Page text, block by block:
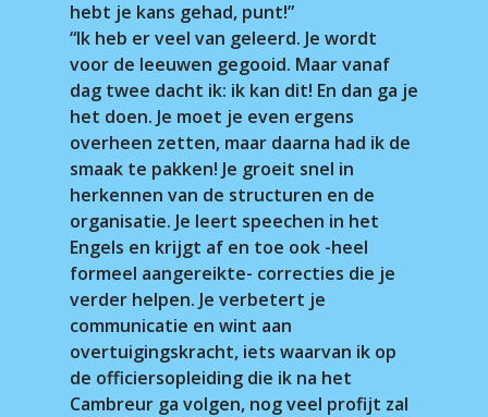
hebt je kans gehad, punt!”
“Ik heb er veel van geleerd. Je wordt
voor de leeuwen gegooid. Maar vanaf
dag twee dacht ik: ik kan dit! En dan ga je
het doen. Je moet je even ergens
overheen zetten, maar daarna had ik de
smaak te pakken! Je groeit snel in
herkennen van de structuren en de
organisatie. Je leert speechen in het
Engels en krijgt af en toe ook -heel
formeel aangereikte- correcties die je
verder helpen. Je verbetert je
communicatie en wint aan
overtuigingskracht, iets waarvan ik op
de officiersopleiding die ik na het
Cambreur ga volgen, nog veel profijt zal